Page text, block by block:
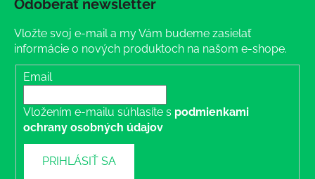
Odoberať newsletter
Vložte svoj e-mail a my Vám budeme zasielať
informácie o nových produktoch na našom e-shope.
Email
Vložením e-mailu súhlasíte s podmienkami
ochrany osobných údajov
PRIHLÁSIŤ SA